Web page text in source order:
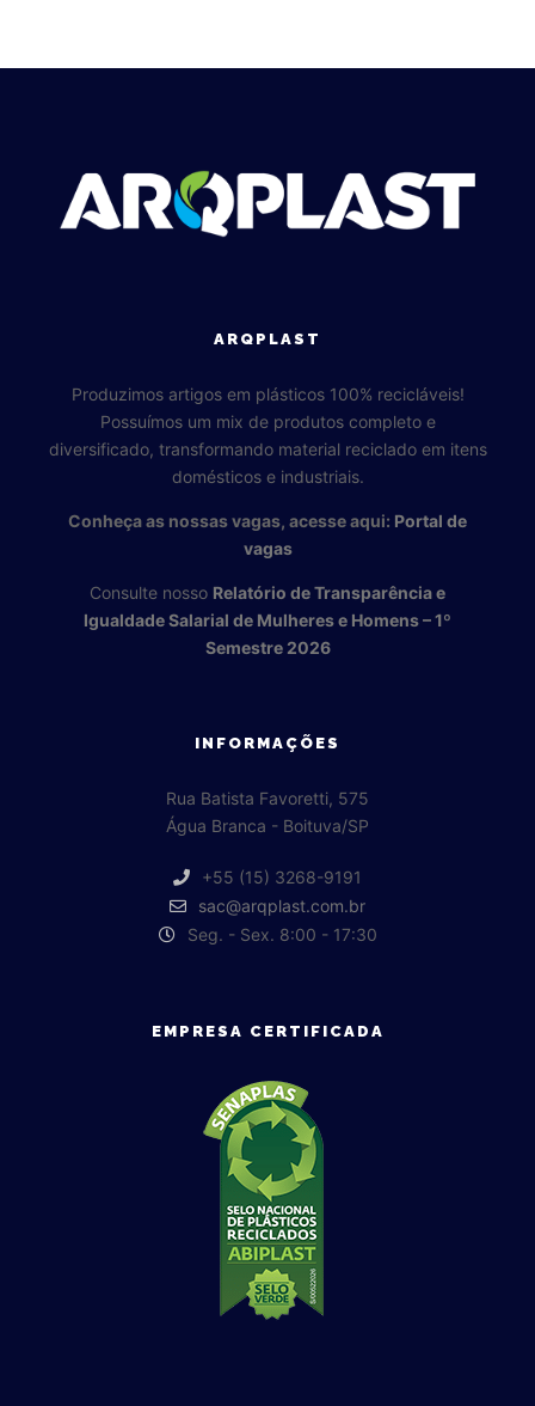
ARQPLAST
Produzimos artigos em plásticos 100% recicláveis!
Possuímos um mix de produtos completo e
diversificado, transformando material reciclado em itens
domésticos e industriais.
Conheça as nossas vagas, acesse aqui: Portal de
vagas
Consulte nosso Relatório de Transparência e
Igualdade Salarial de Mulheres e Homens – 1º
Semestre 2026
INFORMAÇÕES
Rua Batista Favoretti, 575
Água Branca - Boituva/SP
+55 (15) 3268-9191
sac@arqplast.com.br
Seg. - Sex. 8:00 - 17:30
EMPRESA CERTIFICADA